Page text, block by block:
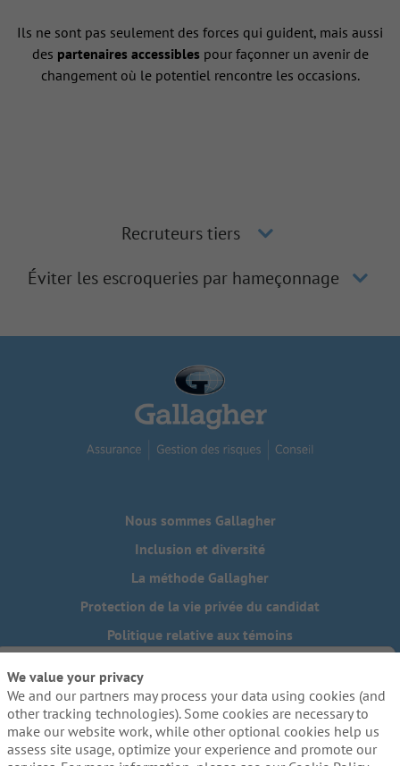
Ils ne sont pas seulement des forces qui guident, mais aussi
des partenaires accessiblespour façonner un avenir de
changement où le potentiel rencontre les occasions.
Recruteurs tiers
Éviter les escroqueries par hameçonnage
Nous sommes Gallagher
Inclusion et diversité
La méthode Gallagher
Protection de la vie privée du candidat
Politique relative aux témoins
Besoin de mesures d'adaptation raisonnables pour
compléter une partie de notre processus de candidature, y
compris l'utilisation de ce site web? Envoyez-nous un
courriel: Careers@ajg.com
We value your privacy
We and our partners may process your data using cookies (and
other tracking technologies). Some cookies are necessary to
make our website work, while other optional cookies help us
assess site usage, optimize your experience and promote our